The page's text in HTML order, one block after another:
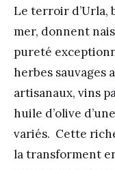
Le terroir d’Urla,
mer, donnent
pureté
herbes sauvages
artisanaux, vins
huile d’olive
variés. Cette
la transforment